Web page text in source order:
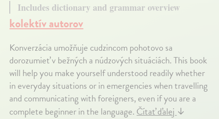
Includes dictionary and grammar overview
kolektív autorov
Konverzácia umožňuje cudzincom pohotovo sa
dorozumieť v bežných a núdzových situáciách. This book
will help you make yourself understood readily whether
in everyday situations or in emergencies when travelling
and communicating with foreigners, even if you are a
complete beginner in the language.Čítať ďalej↓